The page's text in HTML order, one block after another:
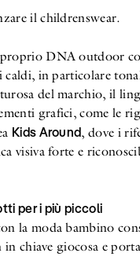
il childrenswear.
DNA outdoor
caldi, in particolare
del marchio, il
grafici, come le
Kids Around, dove i
visiva forte e
per i più piccoli
la moda bambino
chiave giocosa e